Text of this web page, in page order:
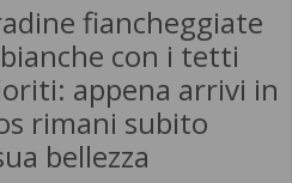
fiancheggiate
con i tetti
appena arrivi in
rimani subito
bellezza